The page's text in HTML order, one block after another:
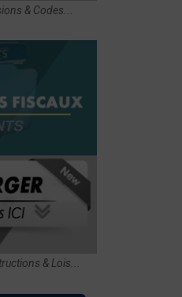
& Codes...
& Lois...